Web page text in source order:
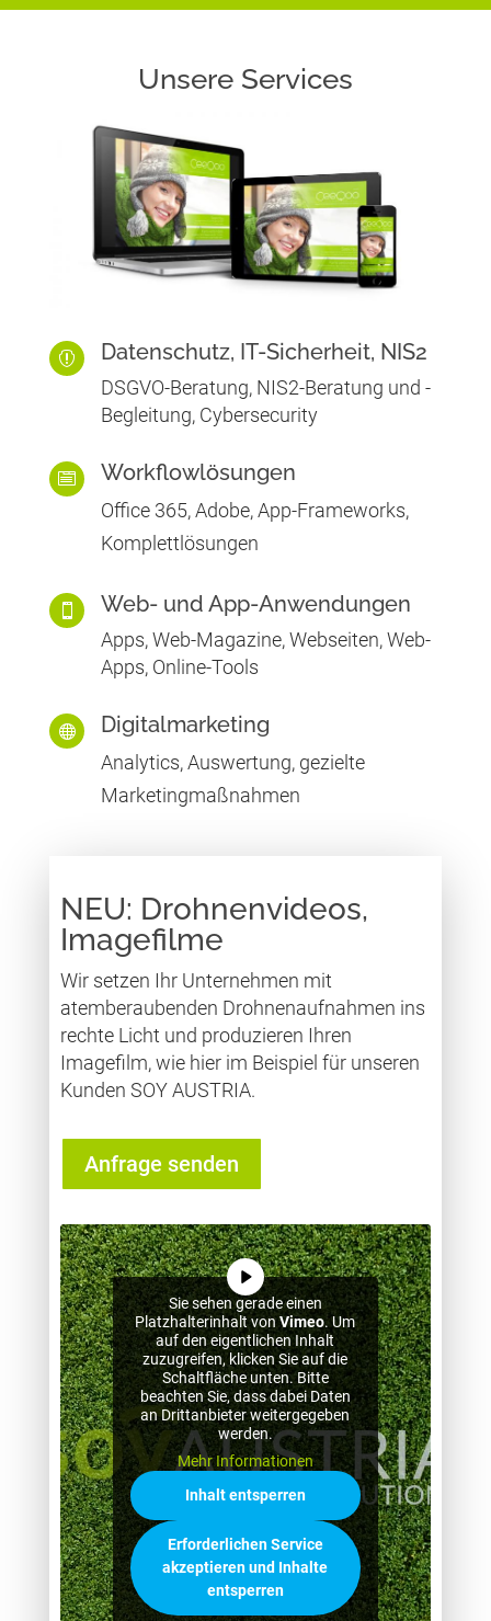
Unsere Services
 Datenschutz, IT-Sicherheit, NIS2
DSGVO-Beratung, NIS2-Beratung und -
Begleitung, Cybersecurity
 Workflowlösungen
Office 365, Adobe, App-Frameworks,
Komplettlösungen
 Web- und App-Anwendungen
Apps, Web-Magazine, Webseiten, Web-
Apps, Online-Tools
 Digitalmarketing
Analytics, Auswertung, gezielte
Marketingmaßnahmen
NEU: Drohnenvideos,
Imagefilme
Wir setzen Ihr Unternehmen mit
atemberaubenden Drohnenaufnahmen ins
rechte Licht und produzieren Ihren
Imagefilm, wie hier im Beispiel für unseren
Kunden SOY AUSTRIA.
Anfrage senden
Sie sehen gerade einen
Platzhalterinhalt vonVimeo. Um
auf den eigentlichen Inhalt
zuzugreifen, klicken Sie auf die
Schaltfläche unten. Bitte
beachten Sie, dass dabei Daten
an Drittanbieter weitergegeben
werden.
Mehr Informationen
Inhalt entsperren
Erforderlichen Service
akzeptieren und Inhalte
entsperren